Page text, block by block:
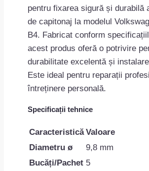
pentru fixarea sigură și durabilă
de capitonaj la modelul
B4. Fabricat conform
acest produs oferă o potrivire
durabilitate excelentă și
Este ideal pentru reparații
întreținere personală.
Specificații tehnice
Caracteristică Valoare
Diametru ø
9,8 mm
Bucăți/Pachet 5